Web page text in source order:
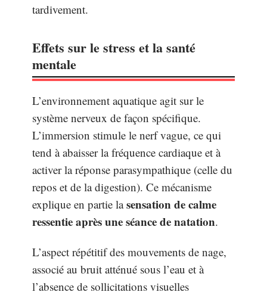
tardivement.
Effets sur le stress et la santé
mentale
L’environnement aquatique agit sur le
système nerveux de façon spécifique.
L’immersion stimule le nerf vague, ce qui
tend à abaisser la fréquence cardiaque et à
activer la réponse parasympathique (celle du
repos et de la digestion). Ce mécanisme
explique en partie lasensation de calme
ressentie après une séance de natation.
L’aspect répétitif des mouvements de nage,
associé au bruit atténué sous l’eau et à
l’absence de sollicitations visuelles